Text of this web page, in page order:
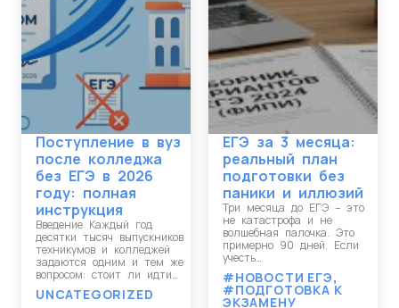
Поступление в вуз
после колледжа
без ЕГЭ в 2026
году: полная
инструкция
Введение Каждый год
десятки тысяч выпускников
техникумов и колледжей
задаются одним и тем же
вопросом: стоит ли идти…
UNCATEGORIZED
ЕГЭ за 3 месяца:
реальный план
подготовки без
паники и иллюзий
Три месяца до ЕГЭ – это
не катастрофа и не
волшебная палочка. Это
примерно 90 дней. Если
учесть…
#НОВОСТИ ЕГЭ,
#ПОДГОТОВКА К
ЭКЗАМЕНУ